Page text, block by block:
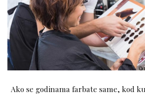
Ako se godinama farbate same, kod